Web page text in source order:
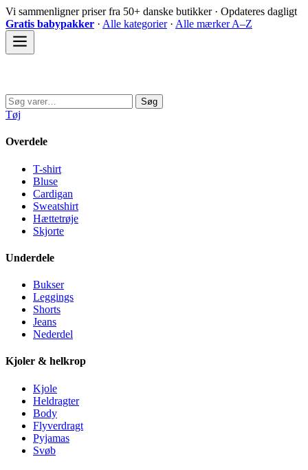
Spring
til
indhold
Vi sammenligner priser fra 50+ danske butikker · Opdateres dagligt
Gratis babypakker · Alle kategorier· Alle mærker A–Z
Søg
efter:
Søg
Tøj
Overdele
T-shirt
Bluse
Cardigan
Sweatshirt
Hættetrøje
Skjorte
Underdele
Bukser
Leggings
Shorts
Jeans
Nederdel
Kjoler & helkrop
Kjole
Heldragter
Body
Flyverdragt
Pyjamas
Svøb